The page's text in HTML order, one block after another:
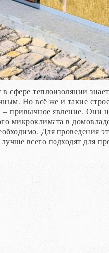
сфере теплоизоляции
Но всё же и такие
привычное явление. Они
микроклимата в
Для проведения
всего подходят для